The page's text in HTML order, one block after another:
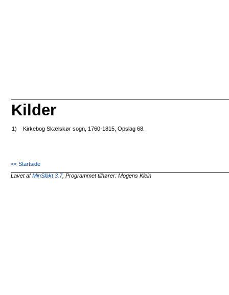
Kilder
1) Kirkebog Skælskør sogn, 1760-1815, Opslag 68.
<< Startside
Lavet afMinSläkt 3.7, Programmet tilhører: Mogens Klein